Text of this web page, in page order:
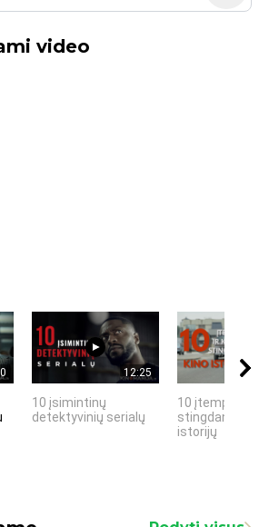
video
12:25
10 įsimintinų
detektyvinių serialų
10 įtemptų,
stingdančių
istorijų